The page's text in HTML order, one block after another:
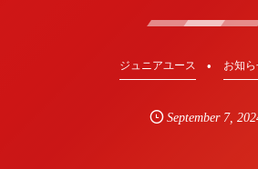
ジュニアユース お知ら
September 7,